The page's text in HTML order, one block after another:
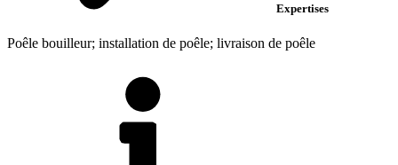
Expertises
Poêle bouilleur; installation de poêle; livraison de poêle